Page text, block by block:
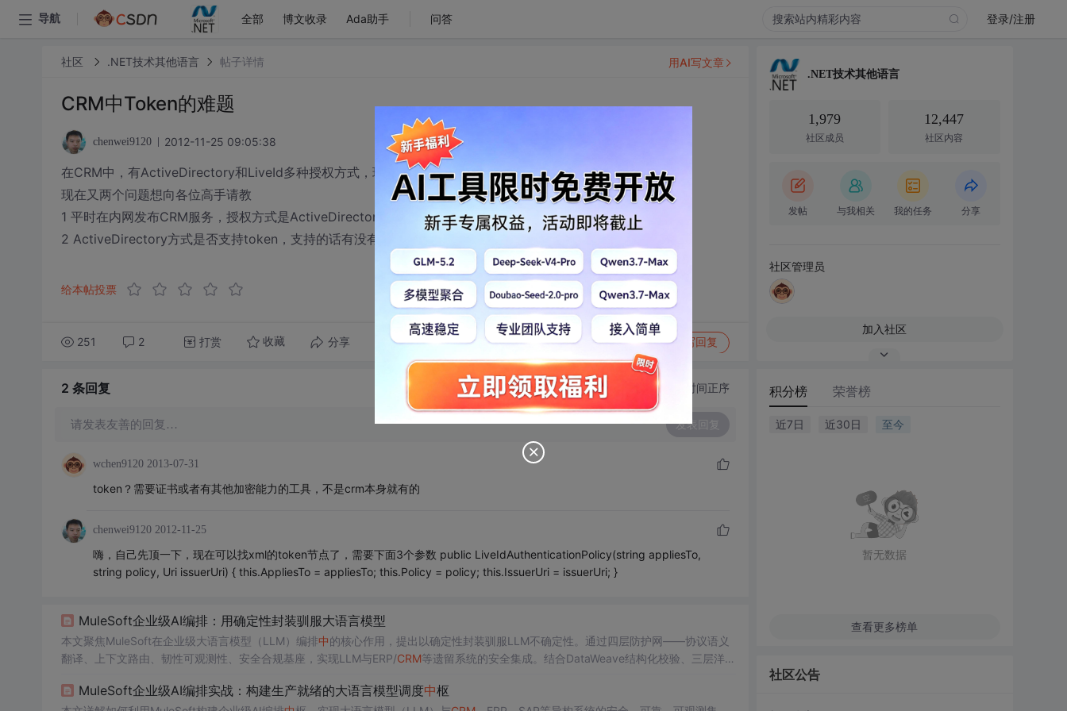
导航 全部 博文收录 Ada助手 问答 登录/注册
社区 .NET技术其他语言 帖子详情
CRM中Token的难题
chenwei9120 2012-11-25 09:05:38
在CRM中，有ActiveDirectory和LiveId多种授权方式，现在我们领导要用token保存身份。
现在又两个问题想向各位高手请教
1 平时在内网发布CRM服务，授权方式是ActiveDirectory还是LiveId。
2 ActiveDirectory方式是否支持token，支持的话有没有简单的例子
给本帖投票
251 2 打赏 收藏 分享 转发到动态 举报 写回复
用AI写文章
2 条回复 切换为时间正序
请发表友善的回复… 发表回复
wchen9120 2013-07-31
token？需要证书或者有其他加密能力的工具，不是crm本身就有的
chenwei9120 2012-11-25
嗨，自己先顶一下，现在可以找xml的token节点了，需要下面3个参数 public LiveIdAuthenticationPolicy(string appliesTo,
string policy, Uri issuerUri) { this.AppliesTo = appliesTo; this.Policy = policy; this.IssuerUri = issuerUri; }
MuleSoft企业级AI编排：用确定性封装驯服大语言模型
本文聚焦MuleSoft在企业级大语言模型（LLM）编排中的核心作用，提出以确定性封装驯服LLM不确定性。通过四层防护网——协议语义
翻译、上下文路由、韧性可观测性、安全合规基座，实现LLM与ERP/CRM等遗留系统的安全集成。结合DataWeave结构化校验、三层洋葱
MuleSoft企业级AI编排实战：构建生产就绪的大语言模型调度中枢
.NET技术其他语言
1,979
社区成员
12,447
社区内容
发帖 与我相关 我的任务 分享
社区管理员
加入社区
积分榜 荣誉榜
近7日 近30日 至今
暂无数据
查看更多榜单
社区公告